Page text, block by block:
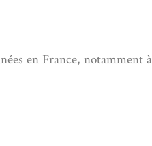
en France, notamment à